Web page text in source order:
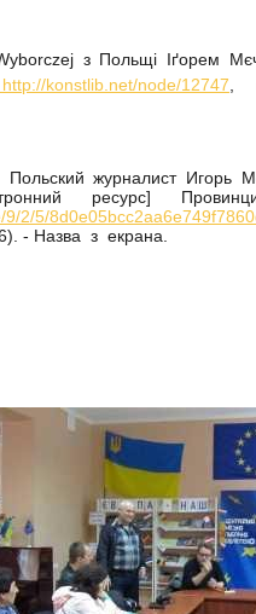
з Польщі Іґорем
http://konstlib.net/node/12747 ,
журналист Игорь
ресурс]
2/5/
- Назва з екрана.